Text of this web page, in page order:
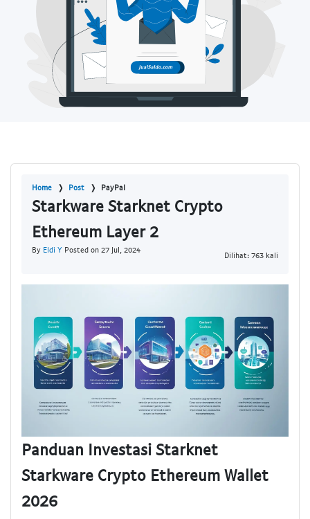
Home Post PayPal
Starkware Starknet Crypto
Ethereum Layer 2
By Eldi Y Posted on 27 Jul, 2024
Dilihat: 763 kali
Panduan Investasi Starknet
Starkware Crypto Ethereum Wallet
2026